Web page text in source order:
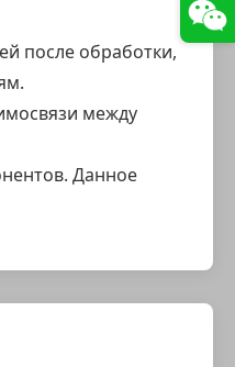
после обработки,
между
Данное